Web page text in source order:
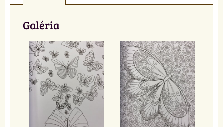
Galéria